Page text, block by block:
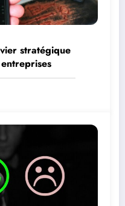
stratégique